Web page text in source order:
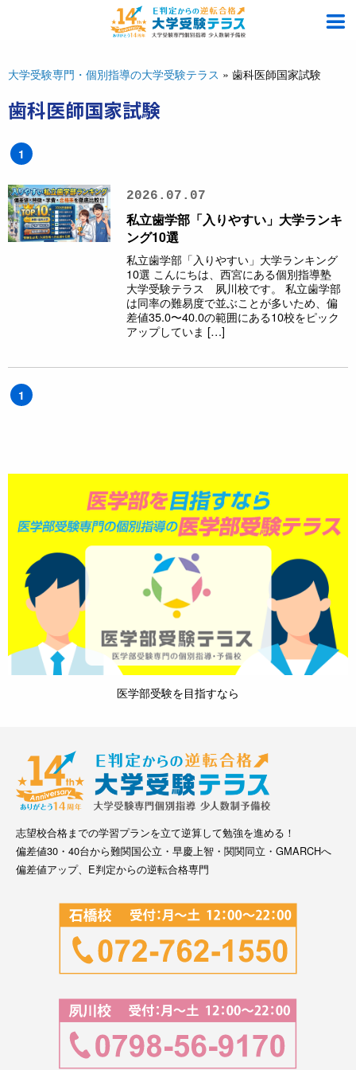
大学受験専門・個別指導の大学受験テラス » 歯科医師国家試験
歯科医師国家試験
1
2026.07.07
私立歯学部「入りやすい」大学ランキ
ング10選
私立歯学部「入りやすい」大学ランキング
10選 こんにちは、西宮にある個別指導塾
大学受験テラス 夙川校です。 私立歯学部
は同率の難易度で並ぶことが多いため、偏
差値35.0〜40.0の範囲にある10校をピック
アップしていま […]
1
医学部受験を目指すなら
志望校合格までの学習プランを立て逆算して勉強を進める！
偏差値30・40台から難関国公立・早慶上智・関関同立・GMARCHへ
偏差値アップ、E判定からの逆転合格専門